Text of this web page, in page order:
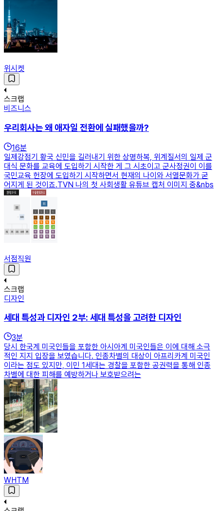
위시켓
스크랩
비즈니스
우리회사는 왜 애자일 전환에 실패했을까?
16분
일제강점기 황국 신민을 길러내기 위한 상명하복, 위계질서의 일제 군
대식 문화를 교육에 도입하기 시작한 게 그 시초이고 군사정권이 이를
국민교육 헌장에 도입하기 시작하면서 현재의 나이와 서열문화가 굳
어지게 된 것이죠.TVN 나의 첫 사회생활 유튜브 캡처 이미지 중&nbs
서점직원
스크랩
디자인
세대 특성과 디자인 2부: 세대 특성을 고려한 디자인
3분
당시 한국계 미국인들을 포함한 아시아계 미국인들은 이에 대해 소극
적인 지지 입장을 보였습니다. 인종차별의 대상이 아프리카계 미국인
이라는 점도 있지만, 이민 1세대는 경찰을 포함한 공권력을 통해 인종
차별에 대한 피해를 예방하거나 보호받으려는
WHTM